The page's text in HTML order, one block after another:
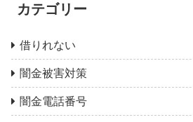
カテゴリー
借りれない
闇金被害対策
闇金電話番号